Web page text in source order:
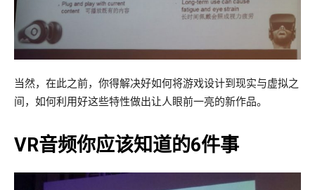
当然，在此之前，你得解决好如何将游戏设计到现实与虚拟之
间，如何利用好这些特性做出让人眼前一亮的新作品。
VR音频你应该知道的6件事